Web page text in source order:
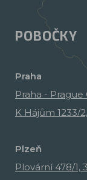
POBOČKY
Praha
Praha -
K Hájům 1233/
Plzeň
Plovární 478/1,